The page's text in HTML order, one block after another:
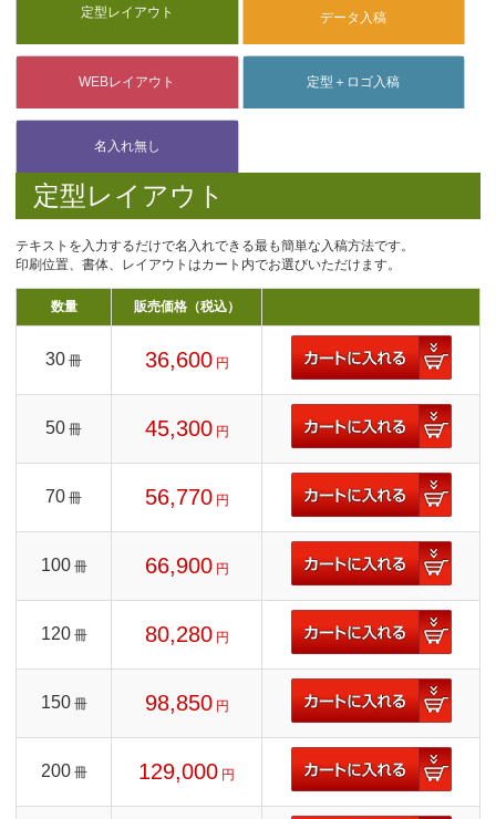
定型レイアウト
テキストを入力するだけで名入れできる最も簡単な入稿方法です。
印刷位置、書体、レイアウトはカート内でお選びいただけます。
数量 販売価格（税込）
30 冊 36,600 円
50 冊 45,300 円
70 冊 56,770 円
100 冊 66,900 円
120 冊 80,280 円
150 冊 98,850 円
200 冊 129,000 円